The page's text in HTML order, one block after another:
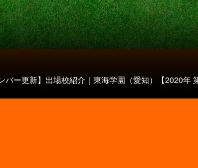
バー更新】出場校紹介｜東海学園（愛知）【2020年